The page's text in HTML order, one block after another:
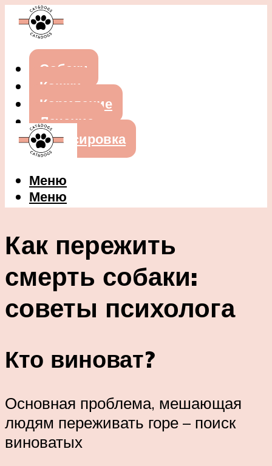
Собаки
Кошки
Кормление
Лечение
Дрессировка
Меню
Меню
Как пережить
смерть собаки:
советы психолога
Кто виноват?
Основная проблема, мешающая
людям переживать горе – поиск
виноватых